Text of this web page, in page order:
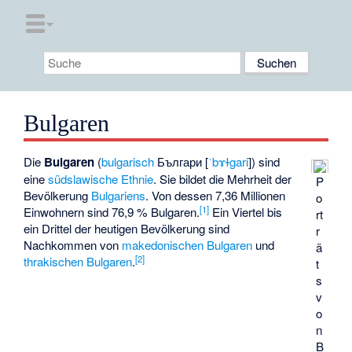
Bulgaren
P
o
rt
r
ä
t
s
v
o
n
B
Die Bulgaren (bulgarisch Българи [ˈbɤɫgari]) sind
einesüdslawische Ethnie. Sie bildet die Mehrheit der
Bevölkerung Bulgariens. Von dessen 7,36 Millionen
Einwohnern sind 76,9 % Bulgaren.[1] Ein Viertel bis
ein Drittel der heutigen Bevölkerung sind
Nachkommen von makedonischen Bulgaren und
thrakischen Bulgaren.[2]